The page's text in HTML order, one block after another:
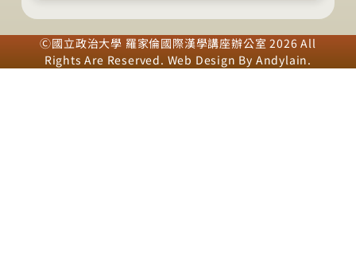
Ⓒ國立政治大學 羅家倫國際漢學講座辦公室 2026 All
Rights Are Reserved. Web Design By Andylain.